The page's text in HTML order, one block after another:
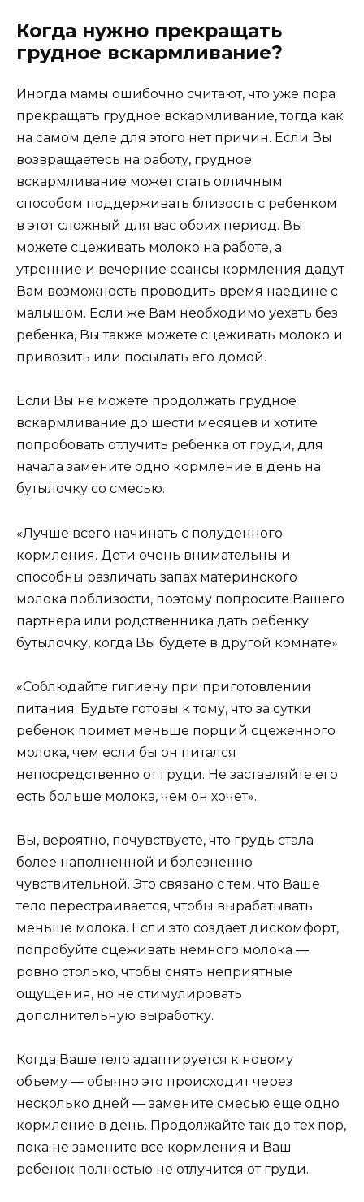
Когда нужно прекращать
грудное вскармливание?
Иногда мамы ошибочно считают, что уже пора
прекращать грудное вскармливание, тогда как
на самом деле для этого нет причин. Если Вы
возвращаетесь на работу, грудное
вскармливание может стать отличным
способом поддерживать близость с ребенком
в этот сложный для вас обоих период. Вы
можете сцеживать молоко на работе, а
утренние и вечерние сеансы кормления дадут
Вам возможность проводить время наедине с
малышом. Если же Вам необходимо уехать без
ребенка, Вы также можете сцеживать молоко и
привозить или посылать его домой.
Если Вы не можете продолжать грудное
вскармливание до шести месяцев и хотите
попробовать отлучить ребенка от груди, для
начала замените одно кормление в день на
бутылочку со смесью.
«Лучше всего начинать с полуденного
кормления. Дети очень внимательны и
способны различать запах материнского
молока поблизости, поэтому попросите Вашего
партнера или родственника дать ребенку
бутылочку, когда Вы будете в другой комнате»
«Соблюдайте гигиену при приготовлении
питания. Будьте готовы к тому, что за сутки
ребенок примет меньше порций сцеженного
молока, чем если бы он питался
непосредственно от груди. Не заставляйте его
есть больше молока, чем он хочет».
Вы, вероятно, почувствуете, что грудь стала
более наполненной и болезненно
чувствительной. Это связано с тем, что Ваше
тело перестраивается, чтобы вырабатывать
меньше молока. Если это создает дискомфорт,
попробуйте сцеживать немного молока —
ровно столько, чтобы снять неприятные
ощущения, но не стимулировать
дополнительную выработку.
Когда Ваше тело адаптируется к новому
объему — обычно это происходит через
несколько дней — замените смесью еще одно
кормление в день. Продолжайте так до тех пор,
пока не замените все кормления и Ваш
ребенок полностью не отлучится от груди.